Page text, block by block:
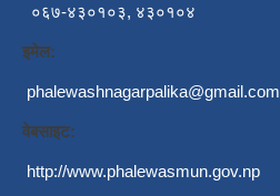
०६७-४३०१०३, ४३०१०४
इमेल:
phalewashnagarpalika@gmail.com
वेबसाइट:
http://www.phalewasmun.gov.np